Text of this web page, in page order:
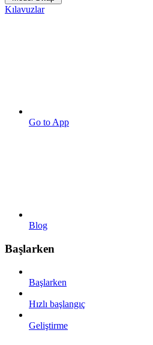
Kılavuzlar
Go to App
Blog
Başlarken
Başlarken
Hızlı başlangıç
Geliştirme